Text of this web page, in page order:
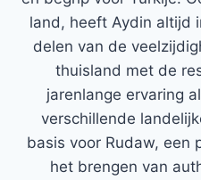
land, heeft Aydin altijd
delen van de
thuisland met de
jarenlange ervaring
verschillende
basis voor Rudaw, een
het brengen van